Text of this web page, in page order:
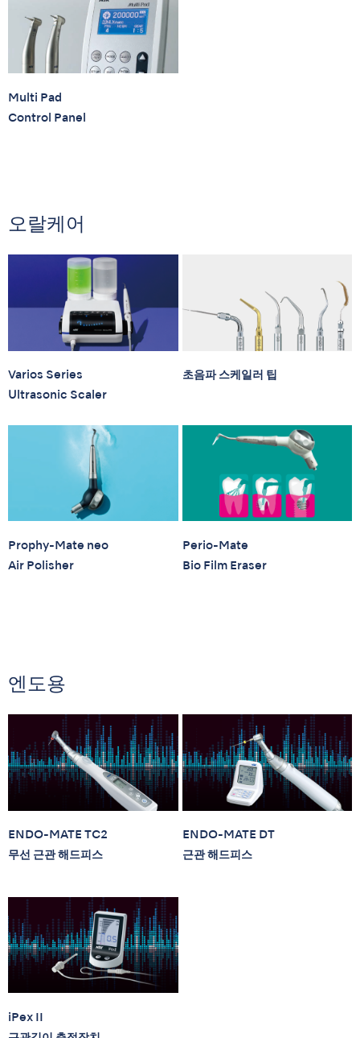
Multi Pad
Control Panel
오랄케어
Varios Series
Ultrasonic Scaler
초음파 스케일러 팁
Prophy-Mate neo
Air Polisher
Perio-Mate
Bio Film Eraser
엔도용
ENDO-MATE TC2
무선 근관 해드피스
ENDO-MATE DT
근관 해드피스
iPex II